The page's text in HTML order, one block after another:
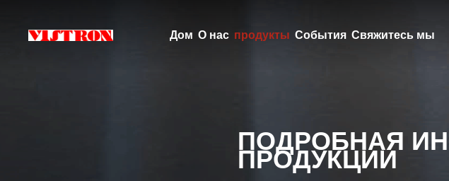
Дом О нас продукты События Свяжитесь мы
ПОДРОБНАЯ
ПРОДУКЦИИ